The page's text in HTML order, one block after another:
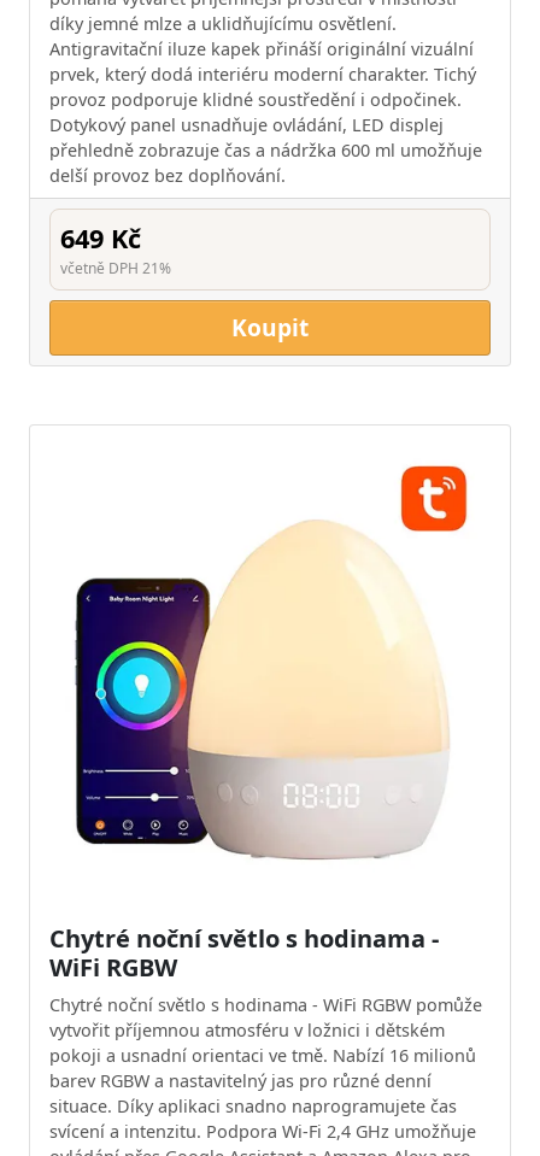
díky jemné mlze a uklidňujícímu osvětlení.
Antigravitační iluze kapek přináší originální vizuální
prvek, který dodá interiéru moderní charakter. Tichý
provoz podporuje klidné soustředění i odpočinek.
Dotykový panel usnadňuje ovládání, LED displej
přehledně zobrazuje čas a nádržka 600 ml umožňuje
delší provoz bez doplňování.
649 Kč
včetně DPH 21%
Koupit
Chytré noční světlo s hodinama -
WiFi RGBW
Chytré noční světlo s hodinama - WiFi RGBW pomůže
vytvořit příjemnou atmosféru v ložnici i dětském
pokoji a usnadní orientaci ve tmě. Nabízí 16 milionů
barev RGBW a nastavitelný jas pro různé denní
situace. Díky aplikaci snadno naprogramujete čas
svícení a intenzitu. Podpora Wi-Fi 2,4 GHz umožňuje